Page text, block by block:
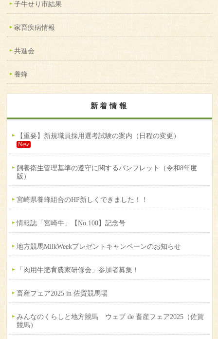
子牛せり市結果
家畜疾病情報
共進会
養蜂
新着情報
【重要】新規職員採用選考試験の案内（日程の変更）
New
飼養衛生管理基準の遵守に関するパンフレット（令和8年度
版）
宮崎県養蜂組合のHP新しくできました！！
情報誌「宮崎牛」【No.100】記念号
地方競馬MilkWeekプレゼントキャンペーンのお知らせ
「肉用牛肥育農家研修会」参加者募集！
畜産フェア2025 in 佐賀競馬場
みんなのくらしと地方競馬 ウェブ de 畜産フェア2025（佐賀
競馬）